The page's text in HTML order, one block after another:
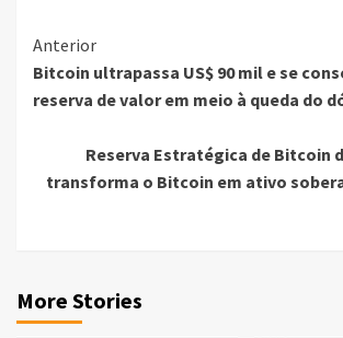
Continue
Reading
Anterior
Bitcoin ultrapassa US$ 90 mil e se
reserva de valor em meio à queda do
Reserva Estratégica de Bitcoin
transforma o Bitcoin em ativo
More Stories